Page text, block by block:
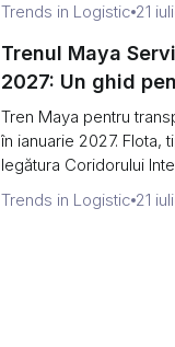
Trends in Logistic 21
Trenul Maya
2027: Un ghid
despre noua cale
Tren Maya pentru
în ianuarie 2027. Flota,
legătura Coridorului
Trends in Logistic 21